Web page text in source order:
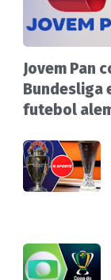
Jovem Pan
Bundesliga
futebol